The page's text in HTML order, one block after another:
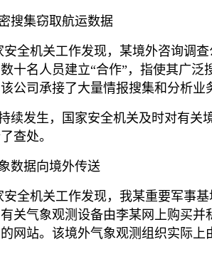
搜集窃取航运数据
安全机关工作发现，某境外咨询调
十名人员建立“合作”，指使其广
公司承接了大量情报搜集和分析
续发生，国家安全机关及时对有
查处。
数据向境外传送
安全机关工作发现，我某重要军事
关气象观测设备由李某网上购买
网站。该境外气象观测组织实际